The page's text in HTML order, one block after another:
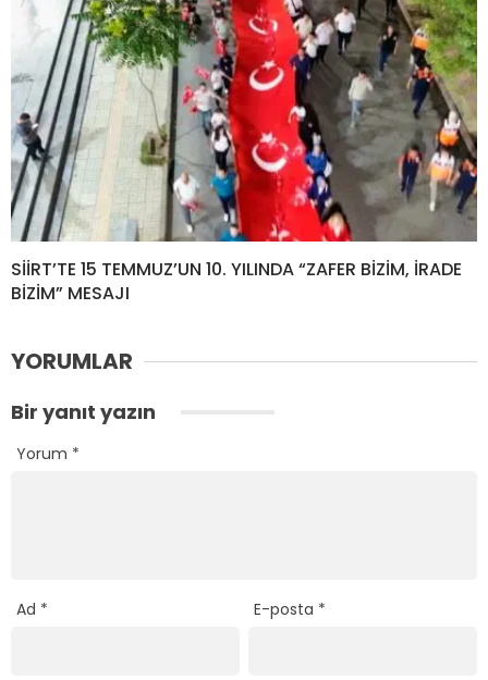
SİİRT’TE 15 TEMMUZ’UN 10. YILINDA “ZAFER BİZİM, İRADE
BİZİM” MESAJI
YORUMLAR
Bir yanıt yazın
Yorum *
Ad * E-posta *